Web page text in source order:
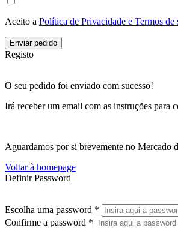
Aceito a Política de Privacidade e Termos de
Enviar pedido
Registo
O seu pedido foi enviado com sucesso!
Irá receber um email com as instruções para
Aguardamos por si brevemente no Mercado
Voltar à homepage
Definir Password
Escolha uma password *
Confirme a password *